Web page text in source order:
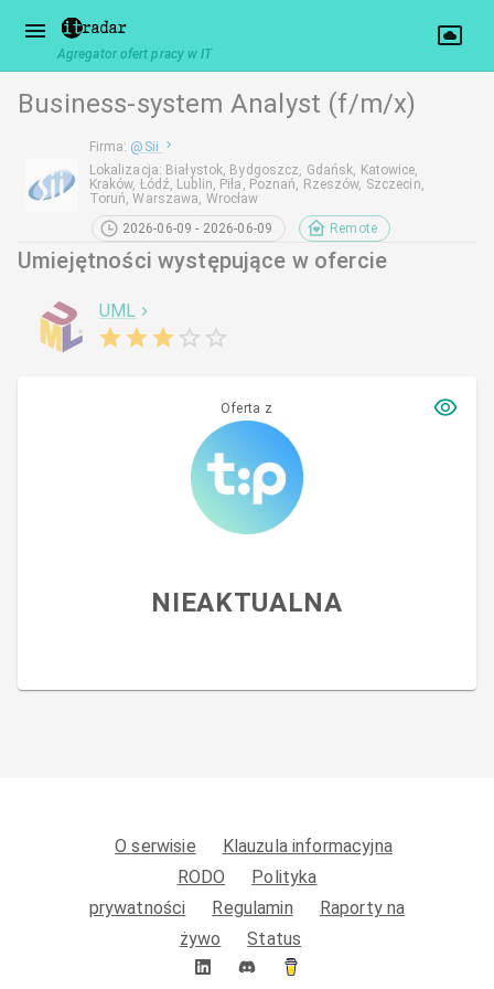
Agregator ofert pracy w IT
Business-system Analyst (f/m/x)
Firma: @ Sii
Lokalizacja: Białystok, Bydgoszcz, Gdańsk, Katowice,
Kraków, Łódź, Lublin, Piła, Poznań, Rzeszów, Szczecin,
Toruń, Warszawa, Wrocław
2026-06-09 - 2026-06-09
Remote
Umiejętności występujące w ofercie
UML
Oferta z
NIEAKTUALNA
O serwisie
Klauzula informacyjna
RODO
Polityka
prywatności
Regulamin
Raporty na
żywo
Status